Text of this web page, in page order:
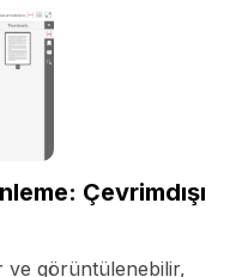
Çevrimdışı
ve görüntülenebilir,